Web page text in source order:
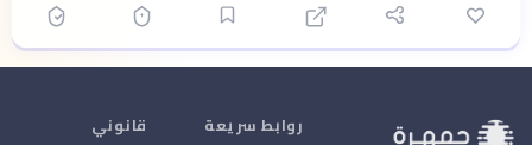
روابط سريعة قانوني